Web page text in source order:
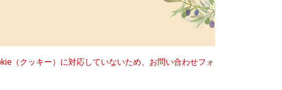
（クッキー）に対応していないため、お問い合わせフォ